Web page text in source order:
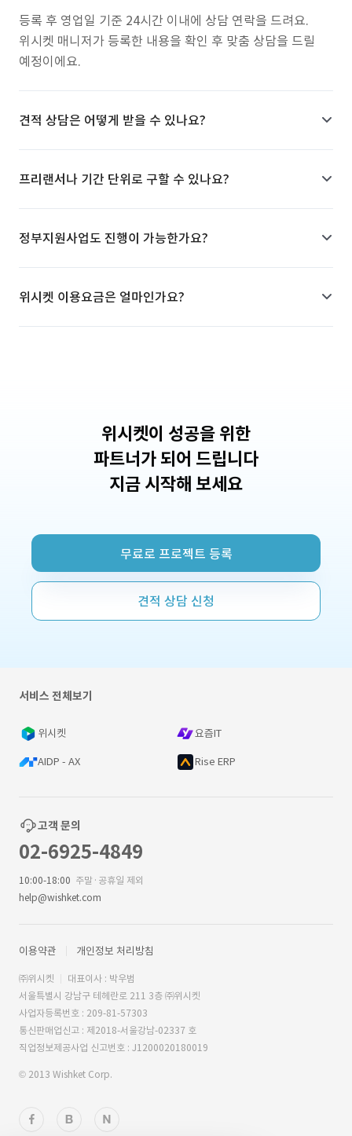
등록 후 영업일 기준 24시간 이내에 상담 연락을 드려요.
위시켓 매니저가 등록한 내용을 확인 후 맞춤 상담을 드릴
예정이에요.
견적 상담은 어떻게 받을 수 있나요?
프리랜서나 기간 단위로 구할 수 있나요?
정부지원사업도 진행이 가능한가요?
위시켓 이용요금은 얼마인가요?
위시켓이 성공을 위한
파트너가 되어 드립니다
지금 시작해 보세요
무료로 프로젝트 등록
견적 상담 신청
서비스 전체보기
위시켓 요즘IT
AIDP - AX Rise ERP
고객 문의
02-6925-4849
10:00-18:00 주말·공휴일 제외
help@wishket.com
이용약관 개인정보 처리방침
㈜위시켓
대표이사 : 박우범
서울특별시 강남구 테헤란로 211 3층 ㈜위시켓
사업자등록번호 : 209-81-57303
통신판매업신고 : 제2018-서울강남-02337 호
직업정보제공사업 신고번호 : J1200020180019
© 2013 Wishket Corp.